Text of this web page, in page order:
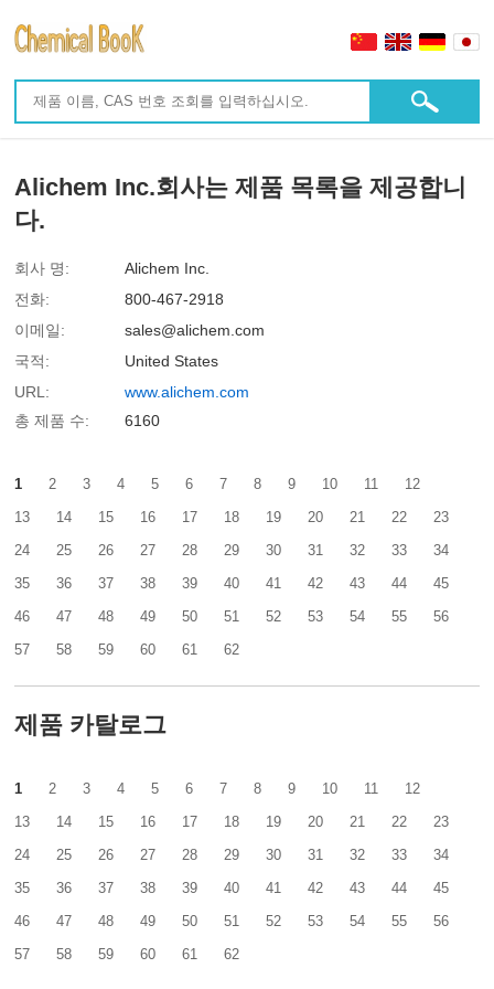
Alichem Inc.회사는 제품 목록을 제공합니
다.
회사 명:
Alichem Inc.
전화:
800-467-2918
이메일:
sales@alichem.com
국적:
United States
URL:
www.alichem.com
총 제품 수:
6160
1 2 3 4 5 6 7 8 9 10 11
12
13
14 15 16 17 18 19 20 21 22
23
24
25 26 27 28 29 30 31 32 33
34
35
36 37 38 39 40 41 42 43 44
45
46
47 48 49 50 51 52 53 54 55
56
57
58 59 60 61 62
제품 카탈로그
1 2 3 4 5 6 7 8 9 10 11
12
13
14 15 16 17 18 19 20 21 22
23
24
25 26 27 28 29 30 31 32 33
34
35
36 37 38 39 40 41 42 43 44
45
46
47 48 49 50 51 52 53 54 55
56
57
58 59 60 61 62